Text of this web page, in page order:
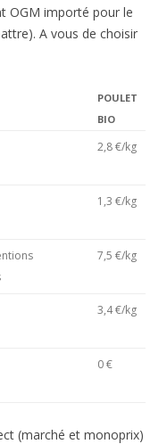
OGM importé pour le
A vous de choisir
POULET
BIO
2,8 €/kg
1,3 €/kg
7,5 €/kg
3,4 €/kg
0 €
(marché et monoprix)